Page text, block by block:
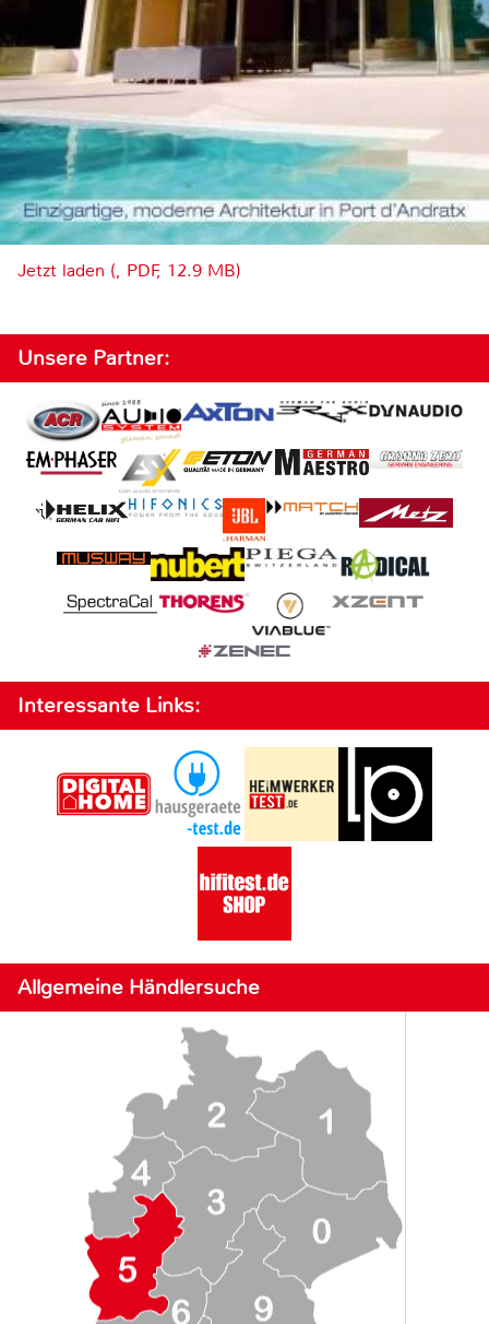
Jetzt laden (, PDF, 12.9 MB)
Unsere Partner:
Interessante Links:
Allgemeine Händlersuche